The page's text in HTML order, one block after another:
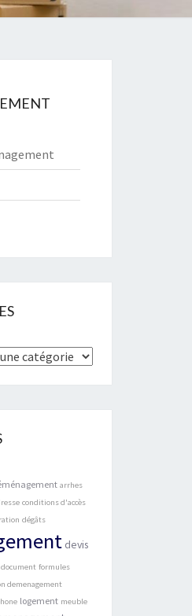
arrhes
conditions d'accès
dégâts
devis
document formules
demenagement
logement meuble